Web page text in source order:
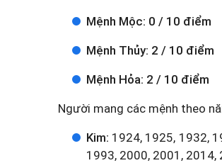
Mệnh Mộc: 0 / 10 điểm
Mệnh Thủy: 2 / 10 điểm
Mệnh Hỏa: 2 / 10 điểm
Người mang các mệnh theo
Kim: 1924, 1925, 1932,
1993, 2000, 2001, 2014,